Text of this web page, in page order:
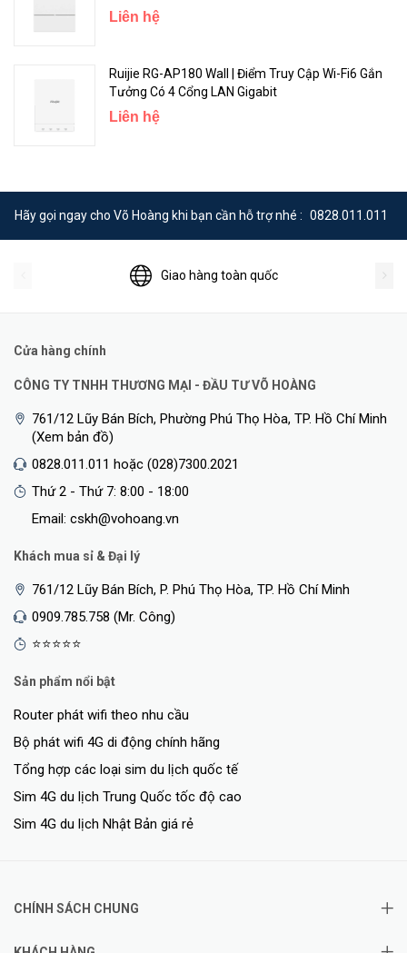
Bộ phát Wifi ngoài trời RUIJIE RG-EST350 V2 dễ dàng căn chỉnh
RUIJIE RG-EST350 V2 có thiết kế trục Cardan 3 chỉ báo hiển thị
cường độ tín hiệu với giao diện cực kì thân thiện.
RUIJIE RG-EST350 V2 các tình huống ứng dụng: ngoài ra thiết bị có
thể hỗ trợ kết nối đa điểm có thể sẵn sàng cho rất nhiều những tình
huống ứng dụng hơn tuỳ theo nhu cầu của bạn.
từ xa thiết bị trong toàn bộ mạng thông qua ứng dụng di động,
quản lý web, nền tảng Ruijie Cloud, Bộ định tuyến, v.v. Người dùng
cũng có thể chia sẻ mạng cho bên thứ ba để quản lý cộng tác, do
toàn và thuận tiện hơn.
Với sứ mệnhlà sản phẩm được sử dụng cho những không gian có
mật độ truy cập và độ phủ lớn ngoài trời như các ngôi làng, biệt thự,
công viên, trung tâm thể thao, trung tâm thương mại... Đây chính là
ổn định và mạnh mẽ.
Để biết thêm thông tin chi tiết về thiết bị vui lòng liên hệ
Liên hệ
Ruijie RG-AP180 Wall | Điểm Truy Cập Wi-Fi6 Gắn
Tưởng Có 4 Cổng LAN Gigabit
Liên hệ
Hãy gọi ngay cho Võ Hoàng khi bạn cần hỗ trợ nhé : 0828.011.011
Giao hàng toàn quốc
Cửa hàng chính
CÔNG TY TNHH THƯƠNG MẠI - ĐẦU TƯ VÕ HOÀNG
761/12 Lũy Bán Bích, Phường Phú Thọ Hòa, TP. Hồ Chí Minh
(Xem bản đồ)
0828.011.011 hoặc (028)7300.2021
Thứ 2 - Thứ 7: 8:00 - 18:00
Email: cskh@vohoang.vn
Khách mua sỉ & Đại lý
761/12 Lũy Bán Bích, P. Phú Thọ Hòa, TP. Hồ Chí Minh
0909.785.758 (Mr. Công)
⭐⭐⭐⭐⭐
Sản phẩm nổi bật
Router phát wifi theo nhu cầu
Bộ phát wifi 4G di động chính hãng
Tổng hợp các loại sim du lịch quốc tế
Sim 4G du lịch Trung Quốc tốc độ cao
Sim 4G du lịch Nhật Bản giá rẻ
CHÍNH SÁCH CHUNG